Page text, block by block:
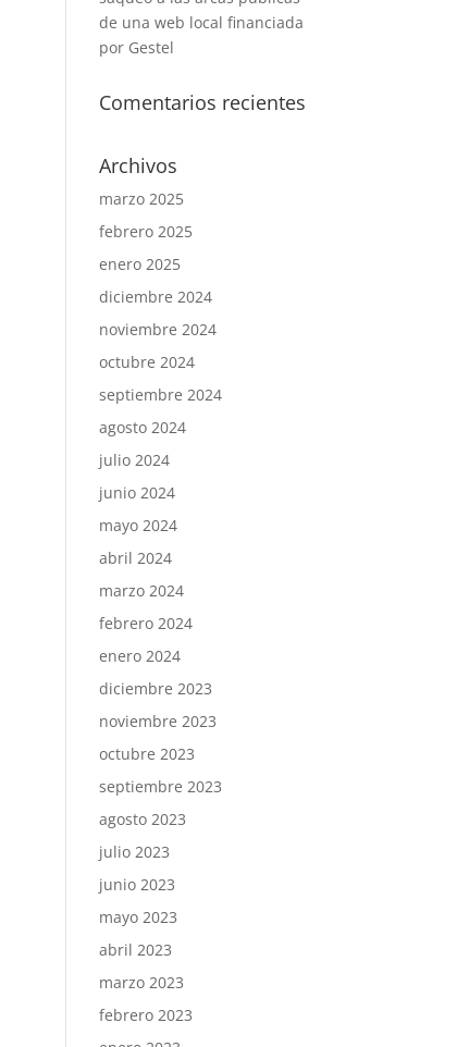
de una web local financiada
por Gestel
Comentarios recientes
Archivos
marzo 2025
febrero 2025
enero 2025
diciembre 2024
noviembre 2024
octubre 2024
septiembre 2024
agosto 2024
julio 2024
junio 2024
mayo 2024
abril 2024
marzo 2024
febrero 2024
enero 2024
diciembre 2023
noviembre 2023
octubre 2023
septiembre 2023
agosto 2023
julio 2023
junio 2023
mayo 2023
abril 2023
marzo 2023
febrero 2023